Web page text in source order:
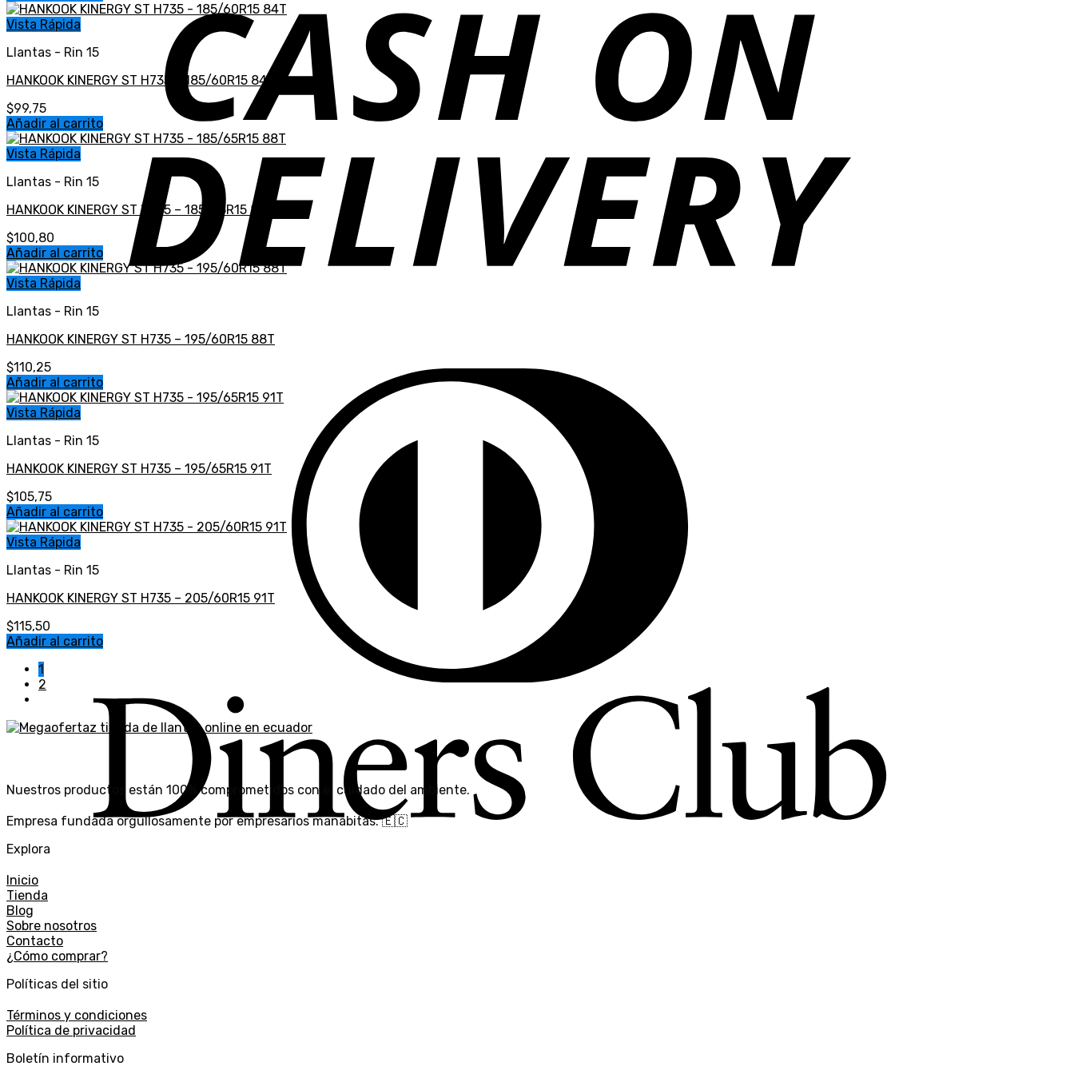
Vista Rápida
Llantas - Rin 15
HANKOOK KINERGY ST H735 – 185/60R15 84T
$99,75
Añadir al carrito
Vista Rápida
Llantas - Rin 15
HANKOOK KINERGY ST H735 – 185/65R15 88T
$100,80
Añadir al carrito
Vista Rápida
Llantas - Rin 15
HANKOOK KINERGY ST H735 – 195/60R15 88T
$110,25
Añadir al carrito
Vista Rápida
Llantas - Rin 15
HANKOOK KINERGY ST H735 – 195/65R15 91T
$105,75
Añadir al carrito
Vista Rápida
Llantas - Rin 15
HANKOOK KINERGY ST H735 – 205/60R15 91T
$115,50
Añadir al carrito
1
2
Nuestros productos están 100% comprometidos con el cuidado del ambiente.
Empresa fundada orgullosamente por empresarios manabitas. 🇪🇨
Explora
Inicio
Tienda
Blog
Sobre nosotros
Contacto
¿Cómo comprar?
Políticas del sitio
Términos y condiciones
Política de privacidad
Boletín informativo